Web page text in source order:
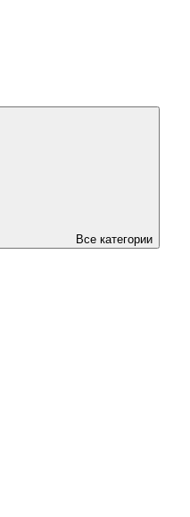
Все категории